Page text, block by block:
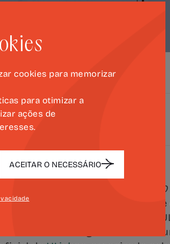
ESTA
Luís de Camões:
” é inaugurada a 30
17h30, no Centro de Congressos
Pavilhão de Portugal. A mostra é
cookies para memorizar
para otimizar a
ações de
ACEITAR O NECESSÁRIO